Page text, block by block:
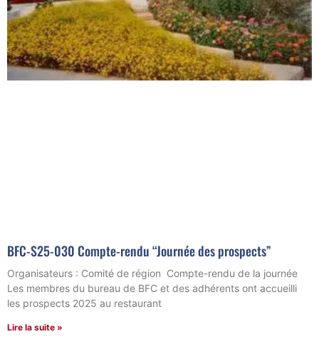
BFC-S25-030 Compte-rendu “Journée des prospects”
Organisateurs : Comité de région Compte-rendu de la journée
Les membres du bureau de BFC et des adhérents ont accueilli
les prospects 2025 au restaurant
Lire la suite »